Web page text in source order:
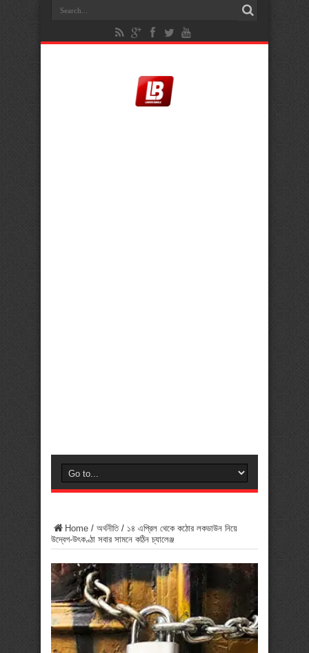
Home / অর্থনীতি/ ১৪ এপ্রিল থেকে কঠোর লকডাউন নিয়ে
উদ্বেগ-উৎকণ্ঠা সবার সামনে কঠিন চ্যালেঞ্জ